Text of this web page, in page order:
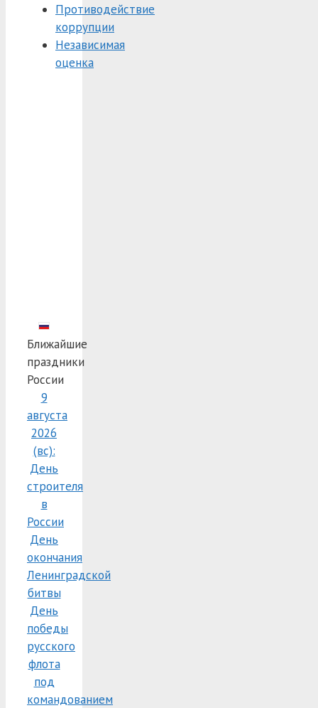
Противодействие
коррупции
Независимая
оценка
Ближайшие
праздники
России
9
августа
2026
(вс):
День
строителя
в
России
День
окончания
Ленинградской
битвы
День
победы
русского
флота
под
командованием